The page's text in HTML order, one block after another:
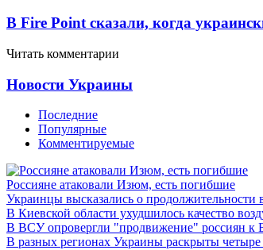
В Fire Point сказали, когда
Читать комментарии
Новости Украины
Последние
Популярные
Комментируемые
Россияне атаковали Изюм, есть погибшие
Украинцы высказались о продолжительности
В Киевской области ухудшилось качество
В ВСУ опровергли "продвижение" россиян к
В разных регионах Украины раскрыты